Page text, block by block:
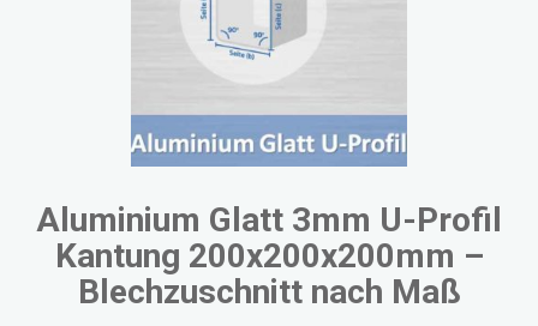
Aluminium Glatt 3mm U-Profil
Kantung 200x200x200mm –
Blechzuschnitt nach Maß